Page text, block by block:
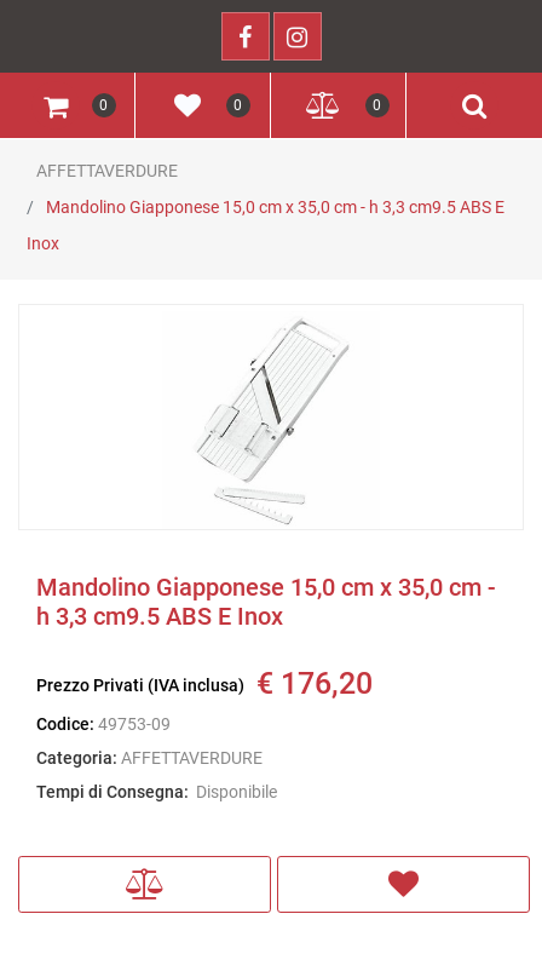
0 0 0
AFFETTAVERDURE
Mandolino Giapponese 15,0 cm x 35,0 cm - h 3,3 cm9.5 ABS E
Inox
Mandolino Giapponese 15,0 cm x 35,0 cm -
h 3,3 cm9.5 ABS E Inox
Prezzo Privati (IVA inclusa) € 176,20
Codice: 49753-09
Categoria: AFFETTAVERDURE
Tempi di Consegna: Disponibile